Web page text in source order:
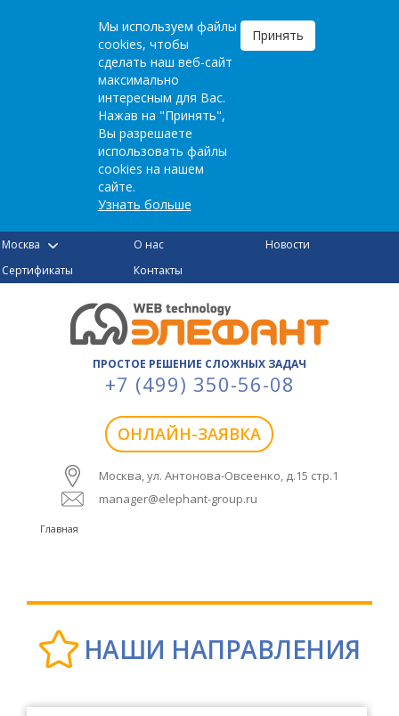
Мы используем файлы
cookies, чтобы
сделать наш веб-сайт
максимально
интересным для Вас.
Нажав на "Принять",
Вы разрешаете
использовать файлы
cookies на нашем
сайте.
Узнать больше
Принять
Москва О нас
Новости
Сертификаты
Контакты
ПРОСТОЕ РЕШЕНИЕ СЛОЖНЫХ ЗАДАЧ
+7 (499) 350-56-08
ОНЛАЙН-ЗАЯВКА
Москва, ул. Антонова-Овсеенко, д.15 стр.1
manager@elephant-group.ru
Главная
НАШИ НАПРАВЛЕНИЯ